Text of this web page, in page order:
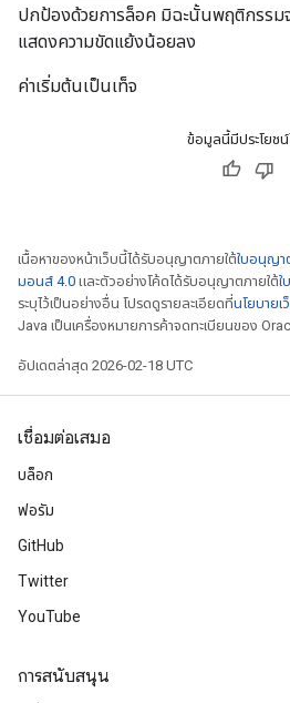
ปกป้องด้วยการล็อค มิฉะนั้นพฤติกรรมจ
แสดงความขัดแย้งน้อยลง
ค่าเริ่มต้นเป็นเท็จ
ข้อมูลนี้มีประโยชน์
เนื้อหาของหน้าเว็บนี้ได้รับอนุญาตภายใต้ใบอนุญา
มอนส์ 4.0 และตัวอย่างโค้ดได้รับอนุญาตภายใต้ใ
ระบุไว้เป็นอย่างอื่น โปรดดูรายละเอียดที่นโยบาย
Java เป็นเครื่องหมายการค้าจดทะเบียนของ
อัปเดตล่าสุด 2026-02-18 UTC
เชื่อมต่อเสมอ
บล็อก
ฟอรัม
GitHub
Twitter
YouTube
การสนับสนุน